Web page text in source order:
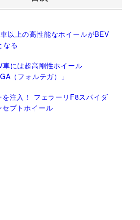
以上の高性能なホイールがBEV
なる
車には超高剛性ホイール
（フォルテガ）」
注入！ フェラーリF8スパイダ
プトホイール